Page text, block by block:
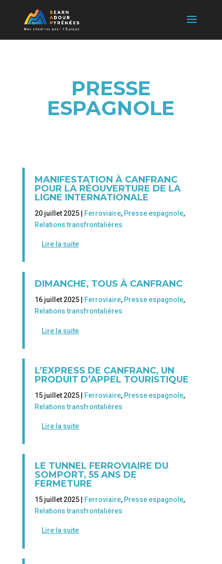
PRESSE
ESPAGNOLE
MANIFESTATION À CANFRANC
POUR LA RÉOUVERTURE DE LA
LIGNE INTERNATIONALE
20 juillet 2025 | Ferroviaire, Presse espagnole,
Relations transfrontalières
Lire la suite
DIMANCHE, TOUS À CANFRANC
16 juillet 2025 | Ferroviaire, Presse espagnole,
Relations transfrontalières
Lire la suite
L’EXPRESS DE CANFRANC, UN
PRODUIT D’APPEL TOURISTIQUE
15 juillet 2025 | Ferroviaire, Presse espagnole,
Relations transfrontalières
Lire la suite
LE TUNNEL FERROVIAIRE DU
SOMPORT, 55 ANS DE
FERMETURE
15 juillet 2025 | Ferroviaire, Presse espagnole,
Relations transfrontalières
Lire la suite